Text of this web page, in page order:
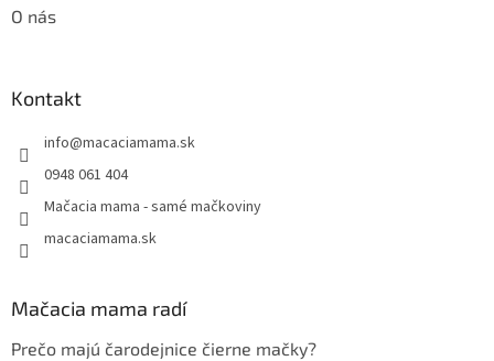
O nás
Kontakt
info@macaciamama.sk
0948 061 404
Mačacia mama - samé mačkoviny
macaciamama.sk
Mačacia mama radí
Prečo majú čarodejnice čierne mačky?